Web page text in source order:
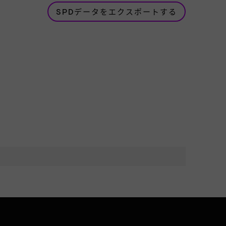
SPDデータをエクスポートする